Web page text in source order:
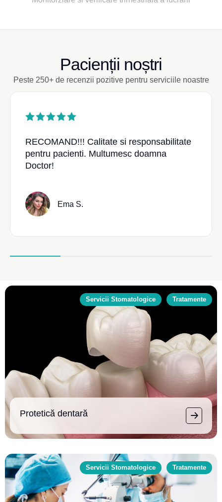
Pacienții noștri
Peste 250+ de recenzii pozitive pentru serviciile noastre
RECOMAND!!! Calitate si responsabilitate
pentru pacienti. Multumesc doamna
Doctor!
Ema S.
Servicii Stomatologice Tratamente
Protetică dentară
Servicii Stomatologice Tratamente